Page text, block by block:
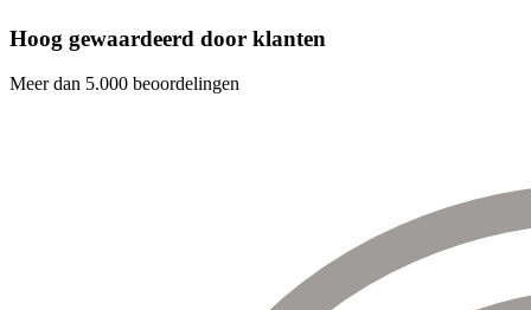
Hoog gewaardeerd door klanten
Meer dan 5.000 beoordelingen